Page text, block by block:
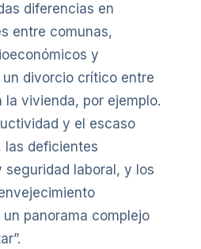
diferencias en
entre comunas,
y
un divorcio crítico entre
vivienda, por ejemplo.
y el escaso
las deficientes
laboral, y los
panorama complejo